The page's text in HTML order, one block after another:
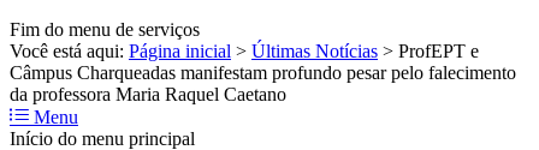
Fim do menu de serviços
Você está aqui: Página inicial > Últimas Notícias > ProfEPT e
Câmpus Charqueadas manifestam profundo pesar pelo falecimento
da professora Maria Raquel Caetano
Menu
Início do menu principal